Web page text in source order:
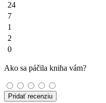
24
7
1
2
0
Ako sa páčila kniha vám?
Pridať recenziu